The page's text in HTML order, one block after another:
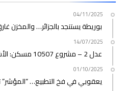
04/11/2025
بوريطة يستنجد بالجزائر… والمخزن
14/07/2025
عدل 2 – مشروع 10507 مسكن: الأشغال تتعثر والآجال تتبخر!
01/10/2025
يعقوبي في فخ التطبيع…